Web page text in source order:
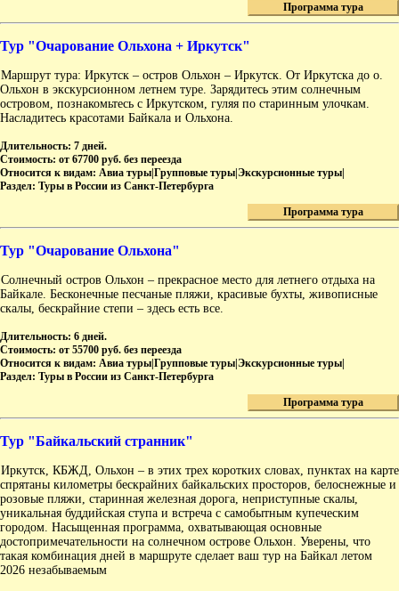
Программа тура
Тур "Очарование Ольхона + Иркутск"
Маршрут тура: Иркутск – остров Ольхон – Иркутск. От Иркутска до о.
Ольхон в экскурсионном летнем туре. Зарядитесь этим солнечным
островом, познакомьтесь с Иркутском, гуляя по старинным улочкам.
Насладитесь красотами Байкала и Ольхона.
Длительность: 7 дней.
Стоимость: от 67700 руб. без переезда
Относится к видам: Авиа туры|Групповые туры|Экскурсионные туры|
Раздел: Туры в России из Санкт-Петербурга
Программа тура
Тур "Очарование Ольхона"
Солнечный остров Ольхон – прекрасное место для летнего отдыха на
Байкале. Бесконечные песчаные пляжи, красивые бухты, живописные
скалы, бескрайние степи – здесь есть все.
Длительность: 6 дней.
Стоимость: от 55700 руб. без переезда
Относится к видам: Авиа туры|Групповые туры|Экскурсионные туры|
Раздел: Туры в России из Санкт-Петербурга
Программа тура
Тур "Байкальский странник"
Иркутск, КБЖД, Ольхон – в этих трех коротких словах, пунктах на карте
спрятаны километры бескрайних байкальских просторов, белоснежные и
розовые пляжи, старинная железная дорога, неприступные скалы,
уникальная буддийская ступа и встреча с самобытным купеческим
городом. Насыщенная программа, охватывающая основные
достопримечательности на солнечном острове Ольхон. Уверены, что
такая комбинация дней в маршруте сделает ваш тур на Байкал летом
2026 незабываемым